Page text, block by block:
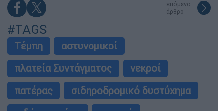
επόμενο
άρθρο
#TAGS
Τέμπη
αστυνομικοί
πλατεία Συντάγματος
νεκροί
πατέρας
σιδηροδρομικό δυστύχημα